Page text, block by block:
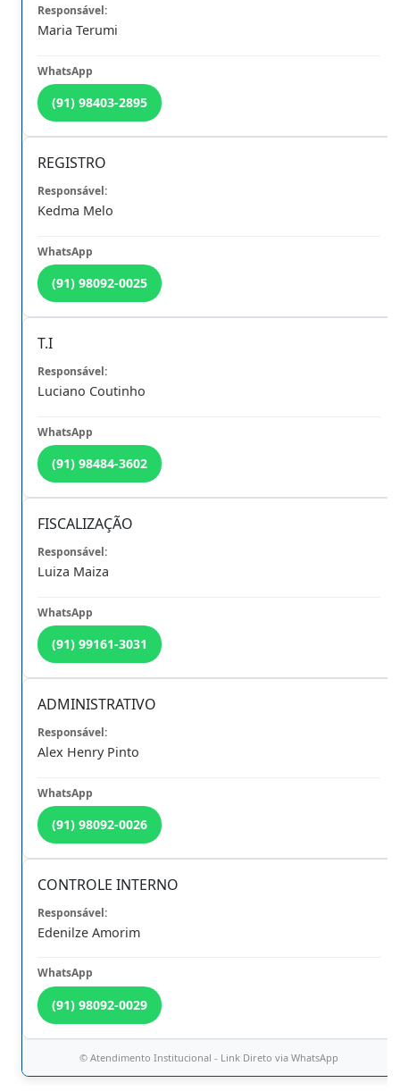
Profissionais e Estudantes
Eventos
Inscrições e Certificados
DOS CONTADORES COM O NOVO
DA NFS-e EM BELÉM
Previous
Ver Todos
Eventos ePalestras
AGO
MAIS EVENTOS CERTIFICADOS LIVES ANTERIORES
ÚltimasNotícias
RECEITA FEDERAL CONVIDA PROFISSIONAIS DA CONTABILIDADE A
PARTICIPAREM DE PESQUISA DE INTEGRIDADE
03/07/2026 11:30h
CRCPA REALIZA MAIS UMA EDIÇÃO DO SUMMIT CONTÁBIL DE GESTÃO
Maria Terumi
(91) 98403-2895
REGISTRO
Kedma Melo
(91) 98092-0025
T.I
Luciano Coutinho
(91) 98484-3602
FISCALIZAÇÃO
Luiza Maiza
(91) 99161-3031
ADMINISTRATIVO
Alex Henry Pinto
(91) 98092-0026
CONTROLE INTERNO
Edenilze Amorim
(91) 98092-0029
© Atendimento Institucional - Link Direto via WhatsApp